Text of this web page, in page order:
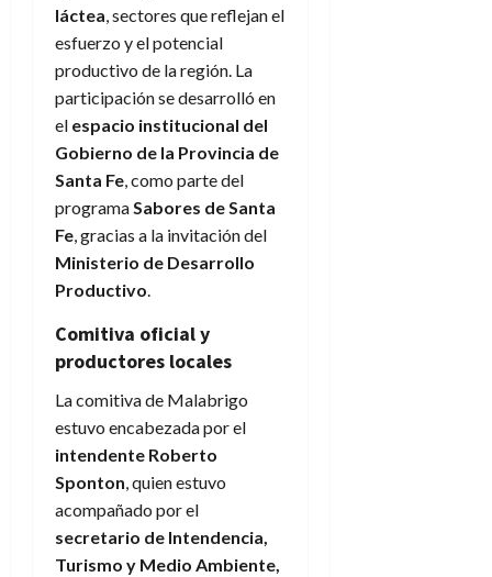
láctea, sectores que reflejan el
esfuerzo y el potencial
productivo de la región. La
participación se desarrolló en
el espacio institucional del
Gobierno de la Provincia de
Santa Fe, como parte del
programaSabores de Santa
Fe, gracias a la invitación del
Ministerio de Desarrollo
Productivo.
Comitiva oficial y
productores locales
La comitiva de Malabrigo
estuvo encabezada por el
intendente Roberto
Sponton, quien estuvo
acompañado por el
secretario de Intendencia,
Turismo y Medio Ambiente,